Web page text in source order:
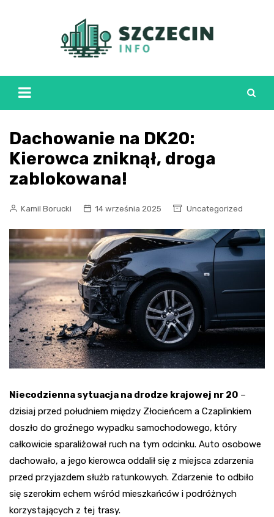
Dachowanie na DK20:
Kierowca zniknął, droga
zablokowana!
Kamil Borucki 14 września 2025 Uncategorized
Niecodzienna sytuacja na drodze krajowej nr 20 –
dzisiaj przed południem między Złocieńcem a Czaplinkiem
doszło do groźnego wypadku samochodowego, który
całkowicie sparaliżował ruch na tym odcinku. Auto osobowe
dachowało, a jego kierowca oddalił się z miejsca zdarzenia
przed przyjazdem służb ratunkowych. Zdarzenie to odbiło
się szerokim echem wśród mieszkańców i podróżnych
korzystających z tej trasy.